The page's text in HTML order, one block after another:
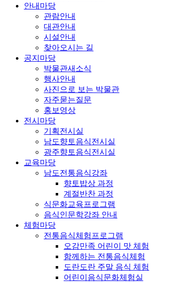
안내마당
관람안내
대관안내
시설안내
찾아오시는 길
공지마당
박물관새소식
행사안내
사진으로 보는 박물관
자주묻는질문
홍보영상
전시마당
기획전시실
남도향토음식전시실
광주향토음식전시실
교육마당
남도전통음식강좌
향토밥상 과정
계절반찬 과정
식문화교육프로그램
음식인문학강좌 안내
체험마당
전통음식체험프로그램
오감만족 어린이 맛 체험
함께하는 전통음식체험
도란도란 주말 음식 체험
어린이음식문화체험실